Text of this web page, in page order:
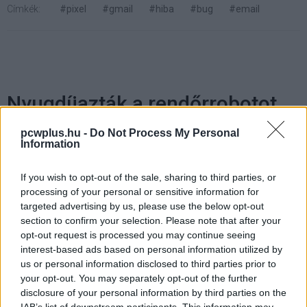
pcwplus.hu - Do Not Process My Personal
Information
If you wish to opt-out of the sale, sharing to third parties, or
processing of your personal or sensitive information for
targeted advertising by us, please use the below opt-out
section to confirm your selection. Please note that after your
opt-out request is processed you may continue seeing
interest-based ads based on personal information utilized by
us or personal information disclosed to third parties prior to
your opt-out. You may separately opt-out of the further
disclosure of your personal information by third parties on the
Címkék: #pixel #gmail #hiba #bug #email
Nyugdíjazták a rendőrrobotot,
mert egy évig nem tartóztatott
Kedvencekhez
Kelemen Richárd|2026 június 19. 07:33
Nem nyújtott kielégítő eredményeket a
tesztidőszak alatt szegény DubBot.